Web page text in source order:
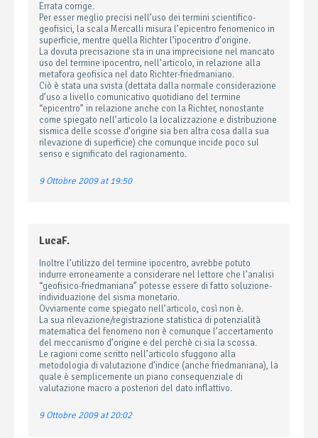
Errata corrige.
Per esser meglio precisi nell’uso dei termini scientifico-
geofisici, la scala Mercalli misura l’epicentro fenomenico in
superficie, mentre quella Richter l’ipocentro d’origine.
La dovuta precisazione sta in una imprecisione nel mancato
uso del termine ipocentro, nell’articolo, in relazione alla
metafora geofisica nel dato Richter-friedmaniano.
Ciò è stata una svista (dettata dalla normale considerazione
d’uso a livello comunicativo quotidiano del termine
“epicentro” in relazione anche con la Richter, nonostante
come spiegato nell’articolo la localizzazione e distribuzione
sismica delle scosse d’origine sia ben altra cosa dalla sua
rilevazione di superficie) che comunque incide poco sul
senso e significato del ragionamento.
9 Ottobre 2009 at 19:50
LucaF.
Inoltre l’utilizzo del termine ipocentro, avrebbe potuto
indurre erroneamente a considerare nel lettore che l’analisi
“geofisico-friedmaniana” potesse essere di fatto soluzione-
individuazione del sisma monetario.
Ovviamente come spiegato nell’articolo, così non è.
La sua rilevazione/registrazione statistica di potenzialità
matematica del fenomeno non è comunque l’accertamento
del meccanismo d’origine e del perchè ci sia la scossa.
Le ragioni come scritto nell’articolo sfuggono alla
metodologia di valutazione d’indice (anche friedmaniana), la
quale è semplicemente un piano consequenziale di
valutazione macro a posteriori del dato inflattivo.
9 Ottobre 2009 at 20:02